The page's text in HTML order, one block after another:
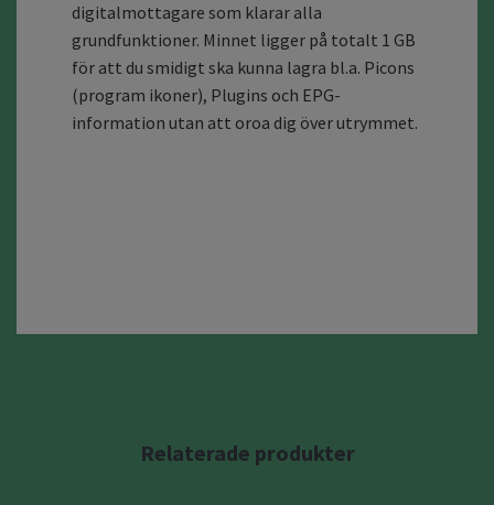
digitalmottagare som klarar alla
grundfunktioner. Minnet ligger på totalt 1 GB
för att du smidigt ska kunna lagra bl.a. Picons
(program ikoner), Plugins och EPG-
information utan att oroa dig över utrymmet.